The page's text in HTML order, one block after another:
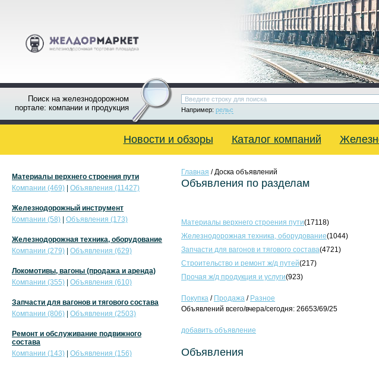
Поиск на железнодорожном
портале: компании и продукция
Например: рельс
Новости и обзоры Каталог компаний
Главная / Доска объявлений
Объявления по разделам
Материалы верхнего строения пути(17118)
Железнодорожная техника, оборудование(1044)
Запчасти для вагонов и тягового состава(4721)
Строительство и ремонт ж/д путей(217)
Прочая ж/д продукция и услуги(923)
Покупка / Продажа / Разное
Объявлений всего/вчера/сегодня: 26653/69/25
добавить объявление
Объявления
Материалы верхнего строения пути
Компании (469)
Объявления (11427)
Железнодорожный инструмент
Компании (58)
Объявления (173)
Железнодорожная техника, оборудование
Компании (279)
Объявления (629)
Локомотивы, вагоны (продажа и аренда)
Компании (355)
Объявления (610)
Запчасти для вагонов и тягового состава
Компании (806)
Объявления (2503)
Ремонт и обслуживание подвижного
состава
Компании (143)
Объявления (156)